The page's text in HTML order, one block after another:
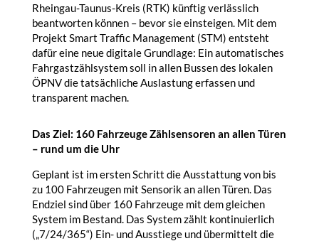
Rheingau-Taunus-Kreis (RTK) künftig verlässlich
beantworten können – bevor sie einsteigen. Mit dem
Projekt Smart Traffic Management (STM) entsteht
dafür eine neue digitale Grundlage: Ein automatisches
Fahrgastzählsystem soll in allen Bussen des lokalen
ÖPNV die tatsächliche Auslastung erfassen und
transparent machen.
Das Ziel: 160 Fahrzeuge Zählsensoren an allen Türen
– rund um die Uhr
Geplant ist im ersten Schritt die Ausstattung von bis
zu 100 Fahrzeugen mit Sensorik an allen Türen. Das
Endziel sind über 160 Fahrzeuge mit dem gleichen
System im Bestand. Das System zählt kontinuierlich
(„7/24/365“) Ein- und Ausstiege und übermittelt die